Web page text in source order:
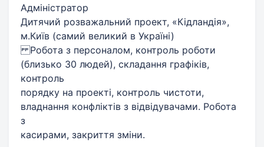
Адміністратор
Дитячий розважальний проект, «Кідландія»,
м.Київ (самий великий в Україні)
Робота з персоналом, контроль роботи
(близько 30 людей), складання графіків,
контроль
порядку на проекті, контроль чистоти,
владнання конфліктів з відвідувачами. Робота
з
касирами, закриття зміни.